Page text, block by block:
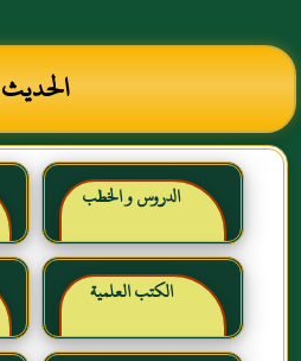
الحديث
الدروس و الخطب
الكتب العلمية